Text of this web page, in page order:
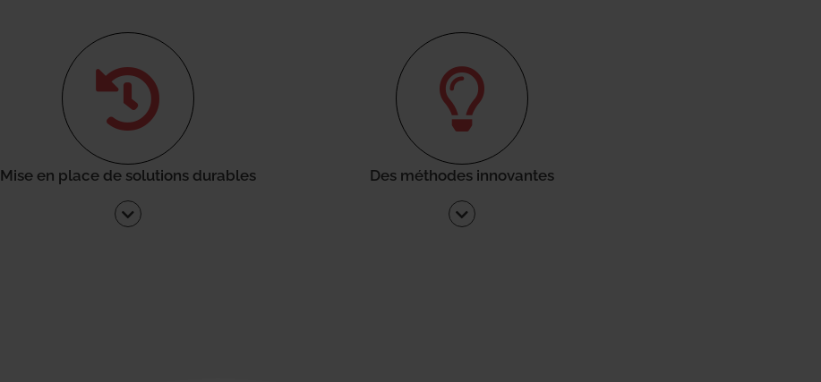
Mise en place de solutions durables Des méthodes innovantes